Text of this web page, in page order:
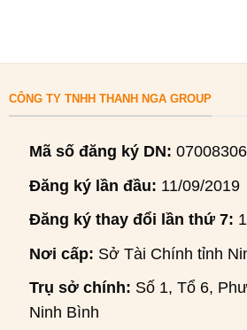
CÔNG TY TNHH THANH NGA GROUP
Mã số đăng ký DN:
Đăng ký lần đầu: 11/09/2019
Đăng ký thay đổi lần thứ 7:
Nơi cấp: Sở Tài Chính tỉnh
Trụ sở chính: Số 1, Tổ 6,
Ninh Bình